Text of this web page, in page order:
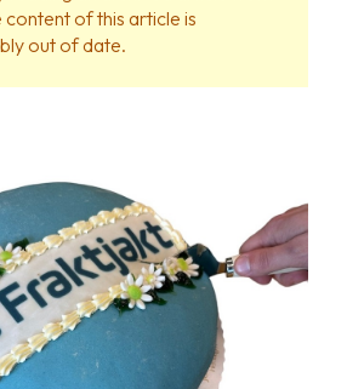
of this article is
out of date.